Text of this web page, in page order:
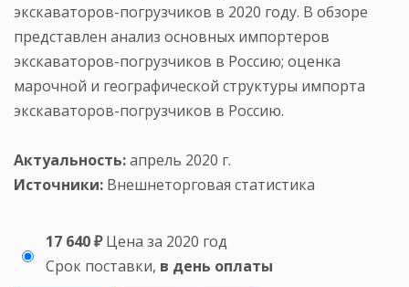
экскаваторов-погрузчиков в 2020 году. В обзоре
представлен анализ основных импортеров
экскаваторов-погрузчиков в Россию; оценка
марочной и географической структуры импорта
экскаваторов-погрузчиков в Россию.
Актуальность:апрель 2020 г.
Источники: Внешнеторговая статистика
17 640 ₽ Цена за 2020 год
Срок поставки, в день оплаты